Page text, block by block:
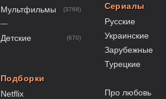
Мультфильмы (3768)
—
Детские (670)
Подборки
Netflix
Сериалы
Русские
Украинские
Зарубежные
Турецкие
Про любовь